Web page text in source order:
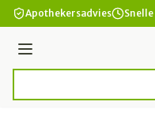
Ga naar de inhoud
Apothekersadvies
Menu